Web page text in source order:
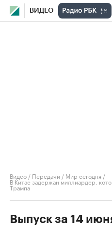
ВИДЕО
Видео / Передачи / Мир сегодня /
В Китае задержан миллиардер,
Трампа
Выпуск за 14